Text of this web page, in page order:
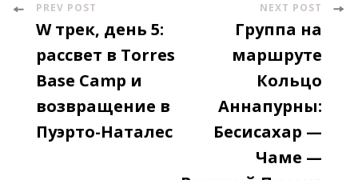
Post
Navigation
PREV POST
W трек, день 5:
рассвет в Torres
Base Camp и
возвращение в
Пуэрто-Наталес
NEXT POST
Группа на
маршруте
Кольцо
Аннапурны:
Бесисахар —
Чаме —